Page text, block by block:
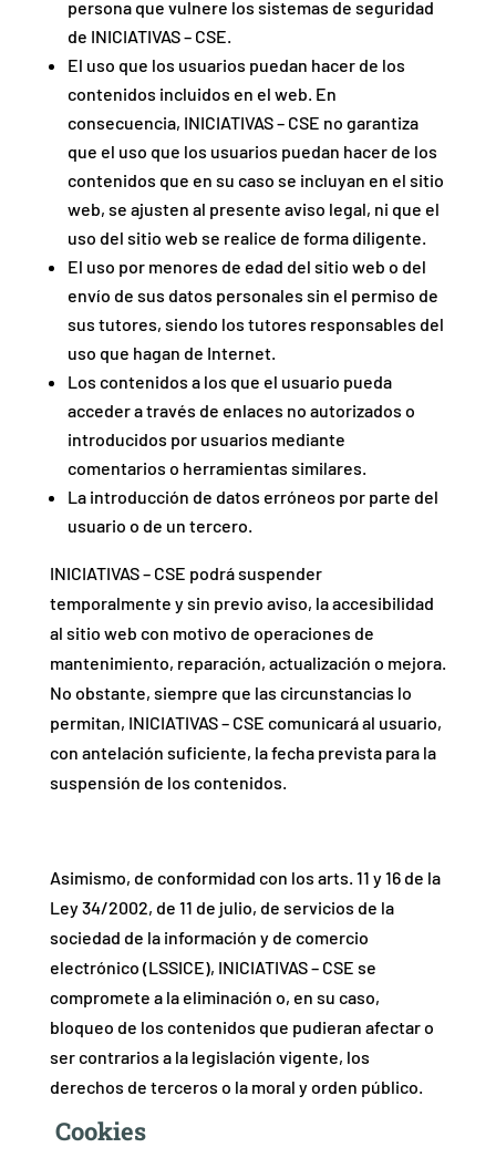
persona que vulnere los sistemas de seguridad
de INICIATIVAS – CSE.
El uso que los usuarios puedan hacer de los
contenidos incluidos en el web. En
consecuencia, INICIATIVAS – CSE no garantiza
que el uso que los usuarios puedan hacer de los
contenidos que en su caso se incluyan en el sitio
web, se ajusten al presente aviso legal, ni que el
uso del sitio web se realice de forma diligente.
El uso por menores de edad del sitio web o del
envío de sus datos personales sin el permiso de
sus tutores, siendo los tutores responsables del
uso que hagan de Internet.
Los contenidos a los que el usuario pueda
acceder a través de enlaces no autorizados o
introducidos por usuarios mediante
comentarios o herramientas similares.
La introducción de datos erróneos por parte del
usuario o de un tercero.
INICIATIVAS – CSE podrá suspender
temporalmente y sin previo aviso, la accesibilidad
al sitio web con motivo de operaciones de
mantenimiento, reparación, actualización o mejora.
No obstante, siempre que las circunstancias lo
permitan, INICIATIVAS – CSE comunicará al usuario,
con antelación suficiente, la fecha prevista para la
suspensión de los contenidos.
Asimismo, de conformidad con los arts. 11 y 16 de la
Ley 34/2002, de 11 de julio, de servicios de la
sociedad de la información y de comercio
electrónico (LSSICE), INICIATIVAS – CSE se
compromete a la eliminación o, en su caso,
bloqueo de los contenidos que pudieran afectar o
ser contrarios a la legislación vigente, los
derechos de terceros o la moral y orden público.
Cookies